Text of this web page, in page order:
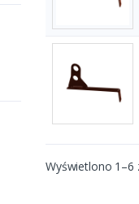
Wyświetlono 1–6